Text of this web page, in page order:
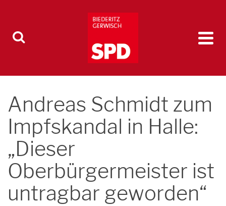
Andreas Schmidt zum
Impfskandal in Halle:
„Dieser
Oberbürgermeister ist
untragbar geworden“